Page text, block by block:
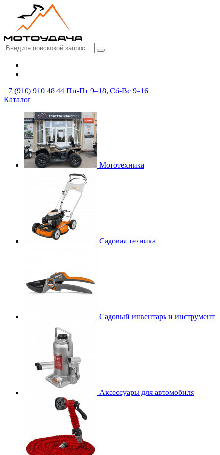
+7 (910) 910 48 44 Пн-Пт 9–18, Сб-Вс 9–16
Каталог
Мототехника
Садовая техника
Садовый инвентарь и инструмент
Аксессуары для автомобиля